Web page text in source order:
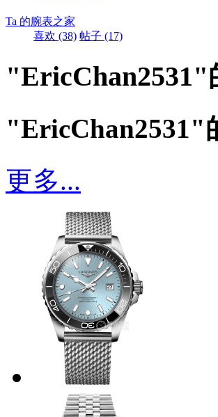
Ta 的腕表之家
喜欢 (38) 帖子 (17)
"EricChan2531"
"EricChan2531"
更多...